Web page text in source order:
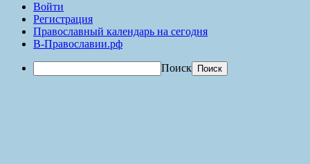
Войти
Регистрация
Православный календарь на сегодня
В-Православии.рф
Поиск